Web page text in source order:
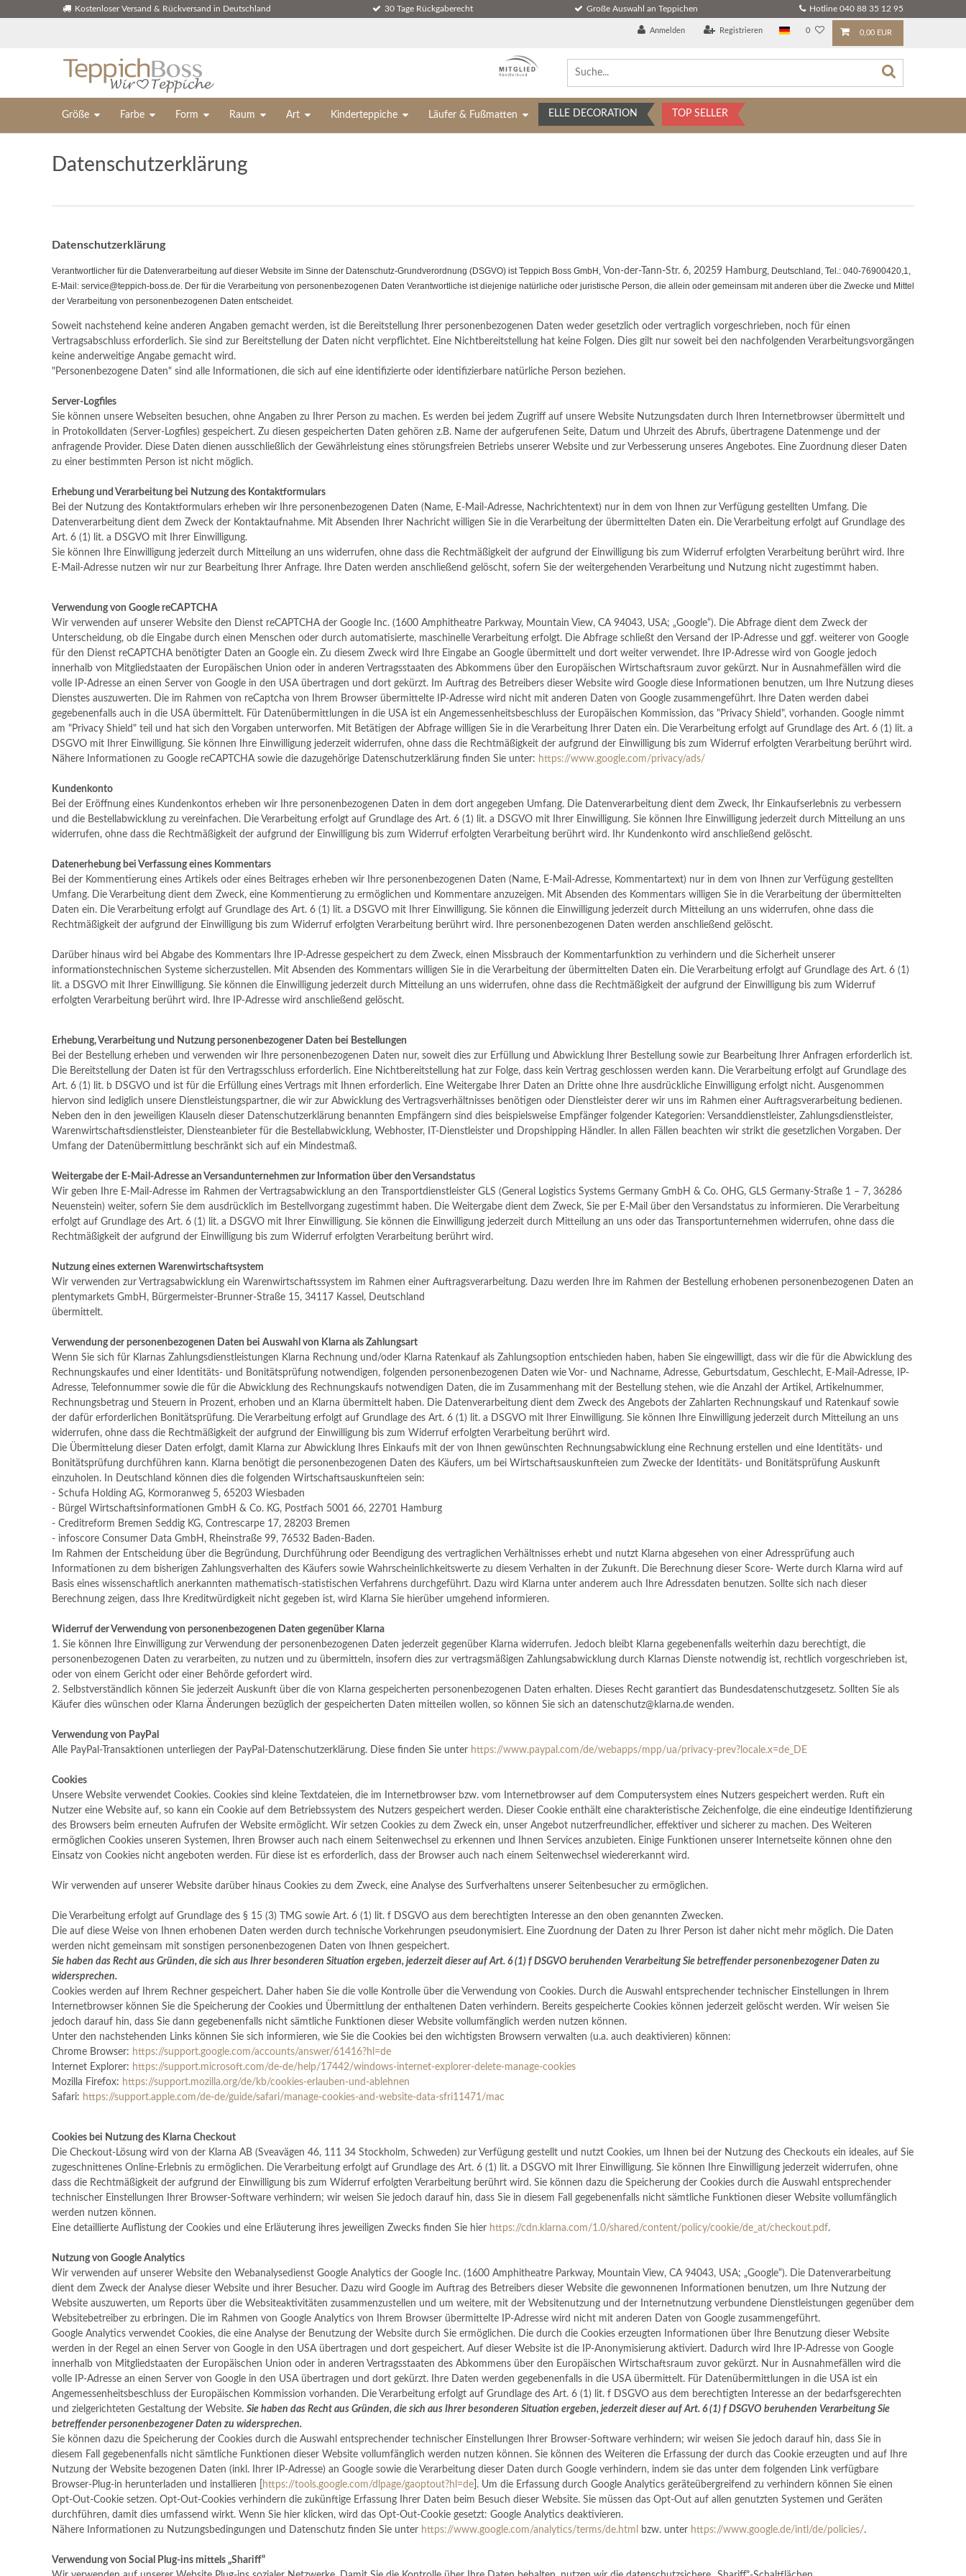
Kostenloser Versand & Rückversand in Deutschland 30 Tage Rückgaberecht Große Auswahl an Teppichen Hotline 040 88 35 12 95
Anmelden Registrieren 0 0,00 EUR
Größe Farbe Form Raum Art Kinderteppiche Läufer & Fußmatten ELLE DECORATION TOP SELLER
Daten­schutz­erklärung
Datenschutzerklärung
Verantwortlicher für die Datenverarbeitung auf dieser Website im Sinne der Datenschutz-Grundverordnung (DSGVO) ist Teppich Boss GmbH, Von-der-Tann-Str. 6, 20259 Hamburg , Deutschland, Tel.: 040-76900420,1,
E-Mail: service@teppich-boss.de. Der für die Verarbeitung von personenbezogenen Daten Verantwortliche ist diejenige natürliche oder juristische Person, die allein oder gemeinsam mit anderen über die Zwecke und Mittel
der Verarbeitung von personenbezogenen Daten entscheidet.
Soweit nachstehend keine anderen Angaben gemacht werden, ist die Bereitstellung Ihrer personenbezogenen Daten weder gesetzlich oder vertraglich vorgeschrieben, noch für einen
Vertragsabschluss erforderlich. Sie sind zur Bereitstellung der Daten nicht verpflichtet. Eine Nichtbereitstellung hat keine Folgen. Dies gilt nur soweit bei den nachfolgenden Verarbeitungsvorgängen
keine anderweitige Angabe gemacht wird.
"Personenbezogene Daten" sind alle Informationen, die sich auf eine identifizierte oder identifizierbare natürliche Person beziehen.
Server-Logfiles
Sie können unsere Webseiten besuchen, ohne Angaben zu Ihrer Person zu machen. Es werden bei jedem Zugriff auf unsere Website Nutzungsdaten durch Ihren Internetbrowser übermittelt und
in Protokolldaten (Server-Logfiles) gespeichert. Zu diesen gespeicherten Daten gehören z.B. Name der aufgerufenen Seite, Datum und Uhrzeit des Abrufs, übertragene Datenmenge und der
anfragende Provider. Diese Daten dienen ausschließlich der Gewährleistung eines störungsfreien Betriebs unserer Website und zur Verbesserung unseres Angebotes. Eine Zuordnung dieser Daten
zu einer bestimmten Person ist nicht möglich.
Erhebung und Verarbeitung bei Nutzung des Kontaktformulars
Bei der Nutzung des Kontaktformulars erheben wir Ihre personenbezogenen Daten (Name, E-Mail-Adresse, Nachrichtentext) nur in dem von Ihnen zur Verfügung gestellten Umfang. Die
Datenverarbeitung dient dem Zweck der Kontaktaufnahme. Mit Absenden Ihrer Nachricht willigen Sie in die Verarbeitung der übermittelten Daten ein. Die Verarbeitung erfolgt auf Grundlage des
Art. 6 (1) lit. a DSGVO mit Ihrer Einwilligung.
Sie können Ihre Einwilligung jederzeit durch Mitteilung an uns widerrufen, ohne dass die Rechtmäßigkeit der aufgrund der Einwilligung bis zum Widerruf erfolgten Verarbeitung berührt wird. Ihre
E-Mail-Adresse nutzen wir nur zur Bearbeitung Ihrer Anfrage. Ihre Daten werden anschließend gelöscht, sofern Sie der weitergehenden Verarbeitung und Nutzung nicht zugestimmt haben.
Verwendung von Google reCAPTCHA
Wir verwenden auf unserer Website den Dienst reCAPTCHA der Google Inc. (1600 Amphitheatre Parkway, Mountain View, CA 94043, USA; „Google“). Die Abfrage dient dem Zweck der
Unterscheidung, ob die Eingabe durch einen Menschen oder durch automatisierte, maschinelle Verarbeitung erfolgt. Die Abfrage schließt den Versand der IP-Adresse und ggf. weiterer von Google
für den Dienst reCAPTCHA benötigter Daten an Google ein. Zu diesem Zweck wird Ihre Eingabe an Google übermittelt und dort weiter verwendet. Ihre IP-Adresse wird von Google jedoch
innerhalb von Mitgliedstaaten der Europäischen Union oder in anderen Vertragsstaaten des Abkommens über den Europäischen Wirtschaftsraum zuvor gekürzt. Nur in Ausnahmefällen wird die
volle IP-Adresse an einen Server von Google in den USA übertragen und dort gekürzt. Im Auftrag des Betreibers dieser Website wird Google diese Informationen benutzen, um Ihre Nutzung dieses
Dienstes auszuwerten. Die im Rahmen von reCaptcha von Ihrem Browser übermittelte IP-Adresse wird nicht mit anderen Daten von Google zusammengeführt. Ihre Daten werden dabei
gegebenenfalls auch in die USA übermittelt. Für Datenübermittlungen in die USA ist ein Angemessenheitsbeschluss der Europäischen Kommission, das "Privacy Shield", vorhanden. Google nimmt
am "Privacy Shield" teil und hat sich den Vorgaben unterworfen. Mit Betätigen der Abfrage willigen Sie in die Verarbeitung Ihrer Daten ein. Die Verarbeitung erfolgt auf Grundlage des Art. 6 (1) lit. a
DSGVO mit Ihrer Einwilligung. Sie können Ihre Einwilligung jederzeit widerrufen, ohne dass die Rechtmäßigkeit der aufgrund der Einwilligung bis zum Widerruf erfolgten Verarbeitung berührt wird.
Nähere Informationen zu Google reCAPTCHA sowie die dazugehörige Datenschutzerklärung finden Sie unter: https://www.google.com/privacy/ads/
Kundenkonto
Bei der Eröffnung eines Kundenkontos erheben wir Ihre personenbezogenen Daten in dem dort angegeben Umfang. Die Datenverarbeitung dient dem Zweck, Ihr Einkaufserlebnis zu verbessern
und die Bestellabwicklung zu vereinfachen. Die Verarbeitung erfolgt auf Grundlage des Art. 6 (1) lit. a DSGVO mit Ihrer Einwilligung. Sie können Ihre Einwilligung jederzeit durch Mitteilung an uns
widerrufen, ohne dass die Rechtmäßigkeit der aufgrund der Einwilligung bis zum Widerruf erfolgten Verarbeitung berührt wird. Ihr Kundenkonto wird anschließend gelöscht.
Datenerhebung bei Verfassung eines Kommentars
Bei der Kommentierung eines Artikels oder eines Beitrages erheben wir Ihre personenbezogenen Daten (Name, E-Mail-Adresse, Kommentartext) nur in dem von Ihnen zur Verfügung gestellten
Umfang. Die Verarbeitung dient dem Zweck, eine Kommentierung zu ermöglichen und Kommentare anzuzeigen. Mit Absenden des Kommentars willigen Sie in die Verarbeitung der übermittelten
Daten ein. Die Verarbeitung erfolgt auf Grundlage des Art. 6 (1) lit. a DSGVO mit Ihrer Einwilligung. Sie können die Einwilligung jederzeit durch Mitteilung an uns widerrufen, ohne dass die
Rechtmäßigkeit der aufgrund der Einwilligung bis zum Widerruf erfolgten Verarbeitung berührt wird. Ihre personenbezogenen Daten werden anschließend gelöscht.
Darüber hinaus wird bei Abgabe des Kommentars Ihre IP-Adresse gespeichert zu dem Zweck, einen Missbrauch der Kommentarfunktion zu verhindern und die Sicherheit unserer
informationstechnischen Systeme sicherzustellen. Mit Absenden des Kommentars willigen Sie in die Verarbeitung der übermittelten Daten ein. Die Verarbeitung erfolgt auf Grundlage des Art. 6 (1)
lit. a DSGVO mit Ihrer Einwilligung. Sie können die Einwilligung jederzeit durch Mitteilung an uns widerrufen, ohne dass die Rechtmäßigkeit der aufgrund der Einwilligung bis zum Widerruf
erfolgten Verarbeitung berührt wird. Ihre IP-Adresse wird anschließend gelöscht.
Erhebung, Verarbeitung und Nutzung personenbezogener Daten bei Bestellungen
Bei der Bestellung erheben und verwenden wir Ihre personenbezogenen Daten nur, soweit dies zur Erfüllung und Abwicklung Ihrer Bestellung sowie zur Bearbeitung Ihrer Anfragen erforderlich ist.
Die Bereitstellung der Daten ist für den Vertragsschluss erforderlich. Eine Nichtbereitstellung hat zur Folge, dass kein Vertrag geschlossen werden kann. Die Verarbeitung erfolgt auf Grundlage des
Art. 6 (1) lit. b DSGVO und ist für die Erfüllung eines Vertrags mit Ihnen erforderlich. Eine Weitergabe Ihrer Daten an Dritte ohne Ihre ausdrückliche Einwilligung erfolgt nicht. Ausgenommen
hiervon sind lediglich unsere Dienstleistungspartner, die wir zur Abwicklung des Vertragsverhältnisses benötigen oder Dienstleister derer wir uns im Rahmen einer Auftragsverarbeitung bedienen.
Neben den in den jeweiligen Klauseln dieser Datenschutzerklärung benannten Empfängern sind dies beispielsweise Empfänger folgender Kategorien: Versanddienstleister, Zahlungsdienstleister,
Warenwirtschaftsdienstleister, Diensteanbieter für die Bestellabwicklung, Webhoster, IT-Dienstleister und Dropshipping Händler. In allen Fällen beachten wir strikt die gesetzlichen Vorgaben. Der
Umfang der Datenübermittlung beschränkt sich auf ein Mindestmaß.
Weitergabe der E-Mail-Adresse an Versandunternehmen zur Information über den Versandstatus
Wir geben Ihre E-Mail-Adresse im Rahmen der Vertragsabwicklung an den Transportdienstleister GLS (General Logistics Systems Germany GmbH & Co. OHG, GLS Germany-Straße 1 – 7, 36286
Neuenstein) weiter, sofern Sie dem ausdrücklich im Bestellvorgang zugestimmt haben. Die Weitergabe dient dem Zweck, Sie per E-Mail über den Versandstatus zu informieren. Die Verarbeitung
erfolgt auf Grundlage des Art. 6 (1) lit. a DSGVO mit Ihrer Einwilligung. Sie können die Einwilligung jederzeit durch Mitteilung an uns oder das Transportunternehmen widerrufen, ohne dass die
Rechtmäßigkeit der aufgrund der Einwilligung bis zum Widerruf erfolgten Verarbeitung berührt wird.
Nutzung eines externen Warenwirtschaftsystem
Wir verwenden zur Vertragsabwicklung ein Warenwirtschaftssystem im Rahmen einer Auftragsverarbeitung. Dazu werden Ihre im Rahmen der Bestellung erhobenen personenbezogenen Daten an
plentymarkets GmbH, Bürgermeister-Brunner-Straße 15, 34117 Kassel, Deutschland
übermittelt.
Verwendung der personenbezogenen Daten bei Auswahl von Klarna als Zahlungsart
Wenn Sie sich für Klarnas Zahlungsdienstleistungen Klarna Rechnung und/oder Klarna Ratenkauf als Zahlungsoption entschieden haben, haben Sie eingewilligt, dass wir die für die Abwicklung des
Rechnungskaufes und einer Identitäts- und Bonitätsprüfung notwendigen, folgenden personenbezogenen Daten wie Vor- und Nachname, Adresse, Geburtsdatum, Geschlecht, E-Mail-Adresse, IP-
Adresse, Telefonnummer sowie die für die Abwicklung des Rechnungskaufs notwendigen Daten, die im Zusammenhang mit der Bestellung stehen, wie die Anzahl der Artikel, Artikelnummer,
Rechnungsbetrag und Steuern in Prozent, erhoben und an Klarna übermittelt haben. Die Datenverarbeitung dient dem Zweck des Angebots der Zahlarten Rechnungskauf und Ratenkauf sowie
der dafür erforderlichen Bonitätsprüfung. Die Verarbeitung erfolgt auf Grundlage des Art. 6 (1) lit. a DSGVO mit Ihrer Einwilligung. Sie können Ihre Einwilligung jederzeit durch Mitteilung an uns
widerrufen, ohne dass die Rechtmäßigkeit der aufgrund der Einwilligung bis zum Widerruf erfolgten Verarbeitung berührt wird.
Die Übermittelung dieser Daten erfolgt, damit Klarna zur Abwicklung Ihres Einkaufs mit der von Ihnen gewünschten Rechnungsabwicklung eine Rechnung erstellen und eine Identitäts- und
Bonitätsprüfung durchführen kann. Klarna benötigt die personenbezogenen Daten des Käufers, um bei Wirtschaftsauskunfteien zum Zwecke der Identitäts- und Bonitätsprüfung Auskunft
einzuholen. In Deutschland können dies die folgenden Wirtschaftsauskunfteien sein:
- Schufa Holding AG, Kormoranweg 5, 65203 Wiesbaden
- Bürgel Wirtschaftsinformationen GmbH & Co. KG, Postfach 5001 66, 22701 Hamburg
- Creditreform Bremen Seddig KG, Contrescarpe 17, 28203 Bremen
- infoscore Consumer Data GmbH, Rheinstraße 99, 76532 Baden-Baden.
Im Rahmen der Entscheidung über die Begründung, Durchführung oder Beendigung des vertraglichen Verhältnisses erhebt und nutzt Klarna abgesehen von einer Adressprüfung auch
Informationen zu dem bisherigen Zahlungsverhalten des Käufers sowie Wahrscheinlichkeitswerte zu diesem Verhalten in der Zukunft. Die Berechnung dieser Score- Werte durch Klarna wird auf
Basis eines wissenschaftlich anerkannten mathematisch-statistischen Verfahrens durchgeführt. Dazu wird Klarna unter anderem auch Ihre Adressdaten benutzen. Sollte sich nach dieser
Berechnung zeigen, dass Ihre Kreditwürdigkeit nicht gegeben ist, wird Klarna Sie hierüber umgehend informieren.
Widerruf der Verwendung von personenbezogenen Daten gegenüber Klarna
1. Sie können Ihre Einwilligung zur Verwendung der personenbezogenen Daten jederzeit gegenüber Klarna widerrufen. Jedoch bleibt Klarna gegebenenfalls weiterhin dazu berechtigt, die
personenbezogenen Daten zu verarbeiten, zu nutzen und zu übermitteln, insofern dies zur vertragsmäßigen Zahlungsabwicklung durch Klarnas Dienste notwendig ist, rechtlich vorgeschrieben ist,
oder von einem Gericht oder einer Behörde gefordert wird.
2. Selbstverständlich können Sie jederzeit Auskunft über die von Klarna gespeicherten personenbezogenen Daten erhalten. Dieses Recht garantiert das Bundesdatenschutzgesetz. Sollten Sie als
Käufer dies wünschen oder Klarna Änderungen bezüglich der gespeicherten Daten mitteilen wollen, so können Sie sich an datenschutz@klarna.de wenden.
Verwendung von PayPal
Alle PayPal-Transaktionen unterliegen der PayPal-Datenschutzerklärung. Diese finden Sie unter https://www.paypal.com/de/webapps/mpp/ua/privacy-prev?locale.x=de_DE
Cookies
Unsere Website verwendet Cookies. Cookies sind kleine Textdateien, die im Internetbrowser bzw. vom Internetbrowser auf dem Computersystem eines Nutzers gespeichert werden. Ruft ein
Nutzer eine Website auf, so kann ein Cookie auf dem Betriebssystem des Nutzers gespeichert werden. Dieser Cookie enthält eine charakteristische Zeichenfolge, die eine eindeutige Identifizierung
des Browsers beim erneuten Aufrufen der Website ermöglicht. Wir setzen Cookies zu dem Zweck ein, unser Angebot nutzerfreundlicher, effektiver und sicherer zu machen. Des Weiteren
ermöglichen Cookies unseren Systemen, Ihren Browser auch nach einem Seitenwechsel zu erkennen und Ihnen Services anzubieten. Einige Funktionen unserer Internetseite können ohne den
Einsatz von Cookies nicht angeboten werden. Für diese ist es erforderlich, dass der Browser auch nach einem Seitenwechsel wiedererkannt wird.
Wir verwenden auf unserer Website darüber hinaus Cookies zu dem Zweck, eine Analyse des Surfverhaltens unserer Seitenbesucher zu ermöglichen.
Die Verarbeitung erfolgt auf Grundlage des § 15 (3) TMG sowie Art. 6 (1) lit. f DSGVO aus dem berechtigten Interesse an den oben genannten Zwecken.
Die auf diese Weise von Ihnen erhobenen Daten werden durch technische Vorkehrungen pseudonymisiert. Eine Zuordnung der Daten zu Ihrer Person ist daher nicht mehr möglich. Die Daten
werden nicht gemeinsam mit sonstigen personenbezogenen Daten von Ihnen gespeichert.
Sie haben das Recht aus Gründen, die sich aus Ihrer besonderen Situation ergeben, jederzeit dieser auf Art. 6 (1) f DSGVO beruhenden Verarbeitung Sie betreffender personenbezogener Daten zu
widersprechen.
Cookies werden auf Ihrem Rechner gespeichert. Daher haben Sie die volle Kontrolle über die Verwendung von Cookies. Durch die Auswahl entsprechender technischer Einstellungen in Ihrem
Internetbrowser können Sie die Speicherung der Cookies und Übermittlung der enthaltenen Daten verhindern. Bereits gespeicherte Cookies können jederzeit gelöscht werden. Wir weisen Sie
jedoch darauf hin, dass Sie dann gegebenenfalls nicht sämtliche Funktionen dieser Website vollumfänglich werden nutzen können.
Unter den nachstehenden Links können Sie sich informieren, wie Sie die Cookies bei den wichtigsten Browsern verwalten (u.a. auch deaktivieren) können:
Chrome Browser: https://support.google.com/accounts/answer/61416?hl=de
Internet Explorer: https://support.microsoft.com/de-de/help/17442/windows-internet-explorer-delete-manage-cookies
Mozilla Firefox: https://support.mozilla.org/de/kb/cookies-erlauben-und-ablehnen
Safari: https://support.apple.com/de-de/guide/safari/manage-cookies-and-website-data-sfri11471/mac
Cookies bei Nutzung des Klarna Checkout
Die Checkout-Lösung wird von der Klarna AB (Sveavägen 46, 111 34 Stockholm, Schweden) zur Verfügung gestellt und nutzt Cookies, um Ihnen bei der Nutzung des Checkouts ein ideales, auf Sie
zugeschnittenes Online-Erlebnis zu ermöglichen. Die Verarbeitung erfolgt auf Grundlage des Art. 6 (1) lit. a DSGVO mit Ihrer Einwilligung. Sie können Ihre Einwilligung jederzeit widerrufen, ohne
dass die Rechtmäßigkeit der aufgrund der Einwilligung bis zum Widerruf erfolgten Verarbeitung berührt wird. Sie können dazu die Speicherung der Cookies durch die Auswahl entsprechender
technischer Einstellungen Ihrer Browser-Software verhindern; wir weisen Sie jedoch darauf hin, dass Sie in diesem Fall gegebenenfalls nicht sämtliche Funktionen dieser Website vollumfänglich
werden nutzen können.
Eine detaillierte Auflistung der Cookies und eine Erläuterung ihres jeweiligen Zwecks finden Sie hier https://cdn.klarna.com/1.0/shared/content/policy/cookie/de_at/checkout.pdf.
Nutzung von Google Analytics
Wir verwenden auf unserer Website den Webanalysedienst Google Analytics der Google Inc. (1600 Amphitheatre Parkway, Mountain View, CA 94043, USA; „Google“). Die Datenverarbeitung
dient dem Zweck der Analyse dieser Website und ihrer Besucher. Dazu wird Google im Auftrag des Betreibers dieser Website die gewonnenen Informationen benutzen, um Ihre Nutzung der
Website auszuwerten, um Reports über die Websiteaktivitäten zusammenzustellen und um weitere, mit der Websitenutzung und der Internetnutzung verbundene Dienstleistungen gegenüber dem
Websitebetreiber zu erbringen. Die im Rahmen von Google Analytics von Ihrem Browser übermittelte IP-Adresse wird nicht mit anderen Daten von Google zusammengeführt.
Google Analytics verwendet Cookies, die eine Analyse der Benutzung der Website durch Sie ermöglichen. Die durch die Cookies erzeugten Informationen über Ihre Benutzung dieser Website
werden in der Regel an einen Server von Google in den USA übertragen und dort gespeichert. Auf dieser Website ist die IP-Anonymisierung aktiviert. Dadurch wird Ihre IP-Adresse von Google
innerhalb von Mitgliedstaaten der Europäischen Union oder in anderen Vertragsstaaten des Abkommens über den Europäischen Wirtschaftsraum zuvor gekürzt. Nur in Ausnahmefällen wird die
volle IP-Adresse an einen Server von Google in den USA übertragen und dort gekürzt. Ihre Daten werden gegebenenfalls in die USA übermittelt. Für Datenübermittlungen in die USA ist ein
Angemessenheitsbeschluss der Europäischen Kommission vorhanden. Die Verarbeitung erfolgt auf Grundlage des Art. 6 (1) lit. f DSGVO aus dem berechtigten Interesse an der bedarfsgerechten
und zielgerichteten Gestaltung der Website. Sie haben das Recht aus Gründen, die sich aus Ihrer besonderen Situation ergeben, jederzeit dieser auf Art. 6 (1) f DSGVO beruhenden Verarbeitung Sie
betreffender personenbezogener Daten zu widersprechen.
Sie können dazu die Speicherung der Cookies durch die Auswahl entsprechender technischer Einstellungen Ihrer Browser-Software verhindern; wir weisen Sie jedoch darauf hin, dass Sie in
diesem Fall gegebenenfalls nicht sämtliche Funktionen dieser Website vollumfänglich werden nutzen können. Sie können des Weiteren die Erfassung der durch das Cookie erzeugten und auf Ihre
Nutzung der Website bezogenen Daten (inkl. Ihrer IP-Adresse) an Google sowie die Verarbeitung dieser Daten durch Google verhindern, indem sie das unter dem folgenden Link verfügbare
Browser-Plug-in herunterladen und installieren [
https://tools.google.com/dlpage/gaoptout?hl=de ]. Um die Erfassung durch Google Analytics geräteübergreifend zu verhindern können Sie einen
Opt-Out-Cookie setzen. Opt-Out-Cookies verhindern die zukünftige Erfassung Ihrer Daten beim Besuch dieser Website. Sie müssen das Opt-Out auf allen genutzten Systemen und Geräten
durchführen, damit dies umfassend wirkt. Wenn Sie hier klicken, wird das Opt-Out-Cookie gesetzt: Google Analytics deaktivieren.
Nähere Informationen zu Nutzungsbedingungen und Datenschutz finden Sie unter https://www.google.com/analytics/terms/de.html bzw. unter https://www.google.de/intl/de/policies/.
Verwendung von Social Plug-ins mittels „Shariff“